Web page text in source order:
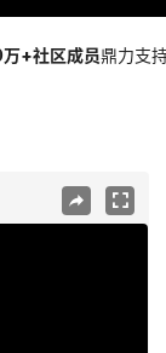
+社区成员鼎力支